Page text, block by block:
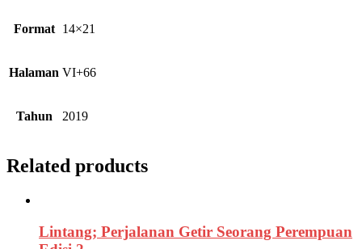
Format 14×21
Halaman VI+66
Tahun 2019
Related products
Lintang; Perjalanan Getir Seorang Perempuan